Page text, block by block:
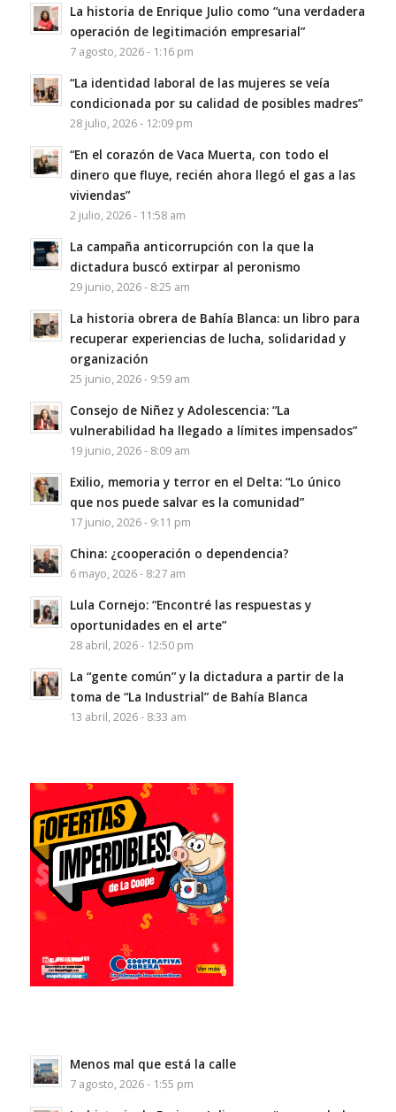
La historia de Enrique Julio como “una verdadera
operación de legitimación empresarial”
7 agosto, 2026 - 1:16 pm
“La identidad laboral de las mujeres se veía
condicionada por su calidad de posibles madres”
28 julio, 2026 - 12:09 pm
“En el corazón de Vaca Muerta, con todo el
dinero que fluye, recién ahora llegó el gas a las
viviendas”
2 julio, 2026 - 11:58 am
La campaña anticorrupción con la que la
dictadura buscó extirpar al peronismo
29 junio, 2026 - 8:25 am
La historia obrera de Bahía Blanca: un libro para
recuperar experiencias de lucha, solidaridad y
organización
25 junio, 2026 - 9:59 am
Consejo de Niñez y Adolescencia: “La
vulnerabilidad ha llegado a límites impensados”
19 junio, 2026 - 8:09 am
Exilio, memoria y terror en el Delta: “Lo único
que nos puede salvar es la comunidad”
17 junio, 2026 - 9:11 pm
China: ¿cooperación o dependencia?
6 mayo, 2026 - 8:27 am
Lula Cornejo: “Encontré las respuestas y
oportunidades en el arte”
28 abril, 2026 - 12:50 pm
La “gente común” y la dictadura a partir de la
toma de “La Industrial” de Bahía Blanca
13 abril, 2026 - 8:33 am
Menos mal que está la calle
7 agosto, 2026 - 1:55 pm